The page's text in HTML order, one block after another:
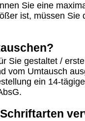
Sie eine
ist, müssen Sie
Sie gestaltet /
vom Umtausch
ein 14-